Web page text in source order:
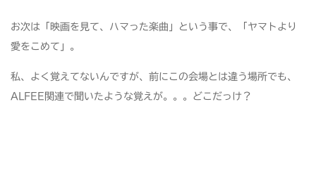
お次は「映画を見て、ハマった楽曲」という事で、「ヤマトより
愛をこめて」。
私、よく覚えてないんですが、前にこの会場とは違う場所でも、
ALFEE関連で聞いたような覚えが。。。どこだっけ？